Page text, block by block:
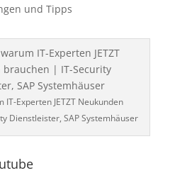
und Tipps
IT-Experten JETZT Neukunden
Dienstleister, SAP Systemhäuser